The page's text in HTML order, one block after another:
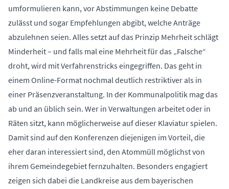
umformulieren kann, vor Abstimmungen keine Debatte
zulässt und sogar Empfehlungen abgibt, welche Anträge
abzulehnen seien. Alles setzt auf das Prinzip Mehrheit schlägt
Minderheit – und falls mal eine Mehrheit für das „Falsche“
droht, wird mit Verfahrenstricks eingegriffen. Das geht in
einem Online-Format nochmal deutlich restriktiver als in
einer Präsenzveranstaltung. In der Kommunalpolitik mag das
ab und an üblich sein. Wer in Verwaltungen arbeitet oder in
Räten sitzt, kann möglicherweise auf dieser Klaviatur spielen.
Damit sind auf den Konferenzen diejenigen im Vorteil, die
eher daran interessiert sind, den Atommüll möglichst von
ihrem Gemeindegebiet fernzuhalten. Besonders engagiert
zeigen sich dabei die Landkreise aus dem bayerischen